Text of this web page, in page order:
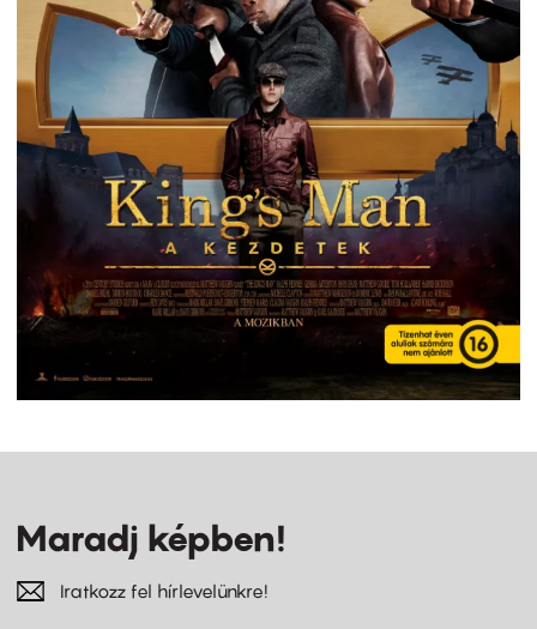
Maradj képben!
Iratkozz fel hírlevelünkre!